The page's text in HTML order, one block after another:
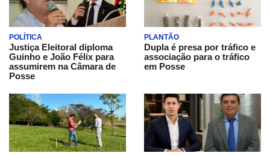
POLÍTICA
Justiça Eleitoral diploma
Guinho e João Félix para
assumirem na Câmara de
Posse
PLANTÃO
Dupla é presa por tráfico e
associação para o tráfico
em Posse